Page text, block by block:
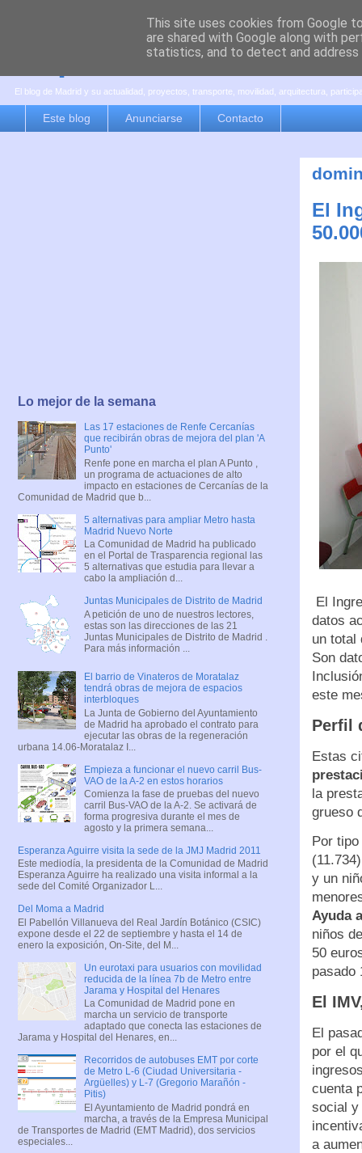
es por madrid
El blog de Madrid y su actualidad, proyectos, transporte, movilidad, arquitectura,
Este blog Anunciarse Contacto
El
El
datos
un total
Son
este
Perfil
Estas
la
grueso
Por
y un
Ayuda
niños
50
pasado
El
El
por el
cuenta
social y
a
Lo mejor de la semana
Las 17 estaciones de Renfe Cercanías
que recibirán obras de mejora del plan 'A
Punto'
Renfe pone en marcha el plan A Punto ,
un programa de actuaciones de alto
impacto en estaciones de Cercanías de la
Comunidad de Madrid que b...
5 alternativas para ampliar Metro hasta
Madrid Nuevo Norte
La Comunidad de Madrid ha publicado
en el Portal de Trasparencia regional las
5 alternativas que estudia para llevar a
cabo la ampliación d...
Juntas Municipales de Distrito de Madrid
A petición de uno de nuestros lectores,
estas son las direcciones de las 21
Juntas Municipales de Distrito de Madrid .
Para más información ...
El barrio de Vinateros de Moratalaz
tendrá obras de mejora de espacios
interbloques
La Junta de Gobierno del Ayuntamiento
de Madrid ha aprobado el contrato para
ejecutar las obras de la regeneración
urbana 14.06-Moratalaz I...
Empieza a funcionar el nuevo carril Bus-
VAO de la A-2 en estos horarios
Comienza la fase de pruebas del nuevo
carril Bus-VAO de la A-2. Se activará de
forma progresiva durante el mes de
agosto y la primera semana...
Esperanza Aguirre visita la sede de la JMJ Madrid 2011
Este mediodía, la presidenta de la Comunidad de Madrid
Esperanza Aguirre ha realizado una visita informal a la
sede del Comité Organizador L...
Del Moma a Madrid
El Pabellón Villanueva del Real Jardín Botánico (CSIC)
expone desde el 22 de septiembre y hasta el 14 de
enero la exposición, On-Site, del M...
Un eurotaxi para usuarios con movilidad
reducida de la línea 7b de Metro entre
Jarama y Hospital del Henares
La Comunidad de Madrid pone en
marcha un servicio de transporte
adaptado que conecta las estaciones de
Jarama y Hospital del Henares, en...
Recorridos de autobuses EMT por corte
de Metro L-6 (Ciudad Universitaria -
Argüelles) y L-7 (Gregorio Marañón -
Pitis)
El Ayuntamiento de Madrid pondrá en
marcha, a través de la Empresa Municipal
de Transportes de Madrid (EMT Madrid), dos servicios
especiales...
This site uses cookies from Google
are shared with Google along with
statistics, and to detect and address